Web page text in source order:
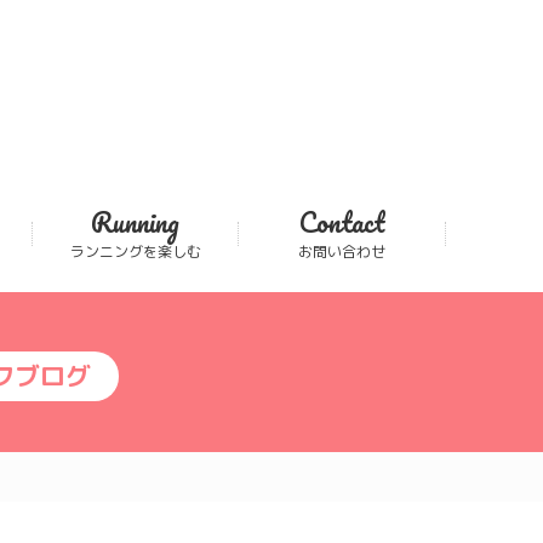
Running
ランニングを楽しむ
Contact
お問い合わせ
ブログ